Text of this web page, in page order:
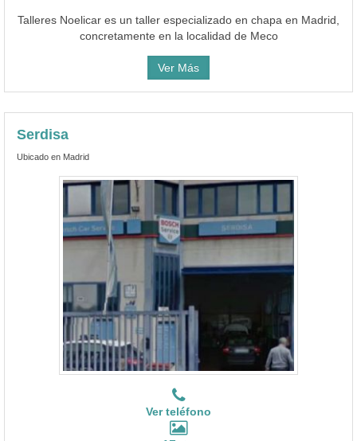
Talleres Noelicar es un taller especializado en chapa en Madrid,
concretamente en la localidad de Meco
Ver Más
Serdisa
Ubicado en Madrid
Ver teléfono